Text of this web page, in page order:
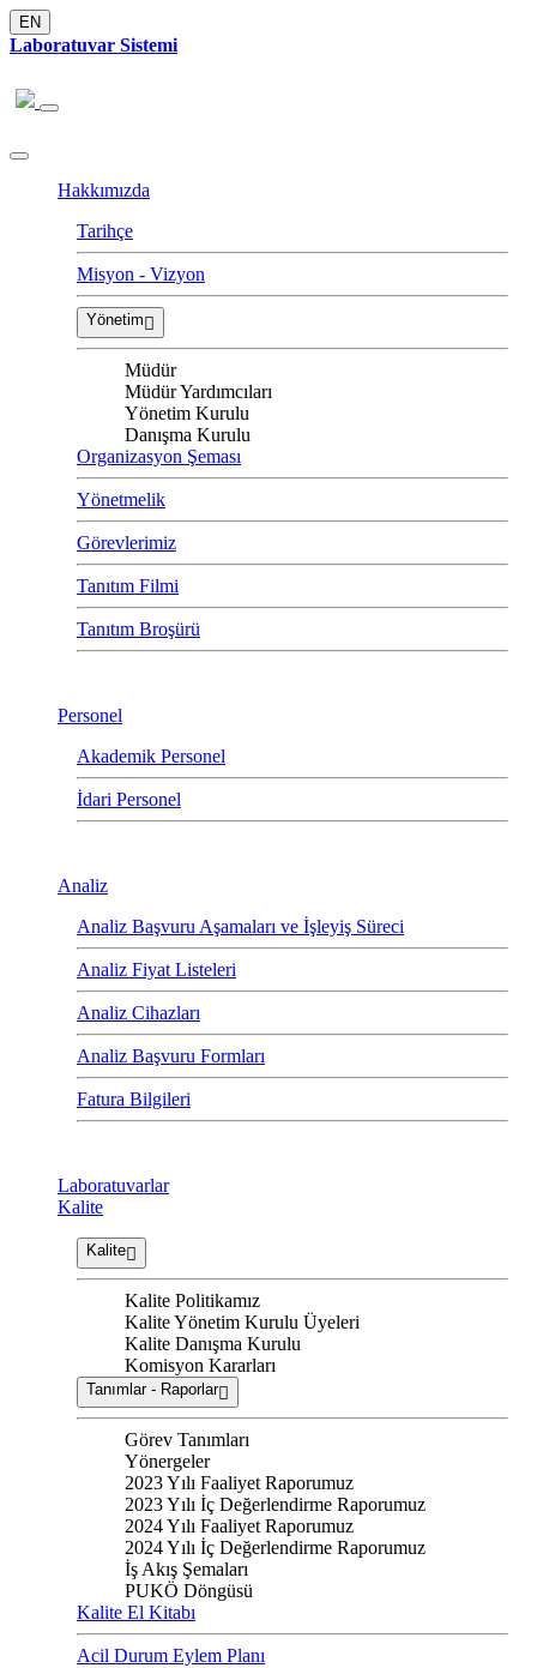
EN
Laboratuvar Sistemi
Hakkımızda
Tarihçe
Misyon - Vizyon
Yönetim
Müdür
Müdür Yardımcıları
Yönetim Kurulu
Danışma Kurulu
Organizasyon Şeması
Yönetmelik
Görevlerimiz
Tanıtım Filmi
Tanıtım Broşürü
Personel
Akademik Personel
İdari Personel
Analiz
Analiz Başvuru Aşamaları ve İşleyiş Süreci
Analiz Fiyat Listeleri
Analiz Cihazları
Analiz Başvuru Formları
Fatura Bilgileri
Laboratuvarlar
Kalite
Kalite
Kalite Politikamız
Kalite Yönetim Kurulu Üyeleri
Kalite Danışma Kurulu
Komisyon Kararları
Tanımlar - Raporlar
Görev Tanımları
Yönergeler
2023 Yılı Faaliyet Raporumuz
2023 Yılı İç Değerlendirme Raporumuz
2024 Yılı Faaliyet Raporumuz
2024 Yılı İç Değerlendirme Raporumuz
İş Akış Şemaları
PUKÖ Döngüsü
Kalite El Kitabı
Acil Durum Eylem Planı